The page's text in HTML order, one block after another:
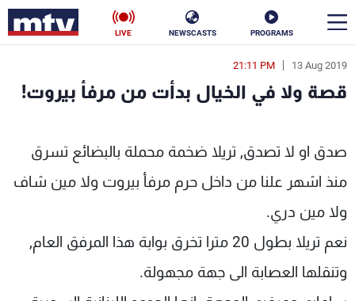
PROGRAMS
NEWSCASTS
LIVE
13 Aug 2019
21:11 PM
قصة ولا في الخيال بدأت من مرفأ بيروت!
صدق او لا تصدق, تريلا ضخمة محملة بالبضائع تسرق
منذ اشهر علنا من داخل حرم مرفأ بيروت ولا مين شاف
ولا مين دري.
نعم تريلا بطول 20 مترا تخرق بوابة هذا المرفق العام,
وتنقلها العصابة الى جهة مجهولة.
en
الأخبار
سياسة
إقتصاد فن
منوعات
كأس العالم